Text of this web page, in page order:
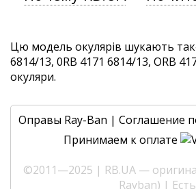
Цю модель окулярів шукають
6814/13, 0RB 4171 6814/13, ORB
окуляри.
Оправы Ray-Ban | Соглашение
Принимаем к оплате
©2011—2025 | RB.UA —
Rayban) |